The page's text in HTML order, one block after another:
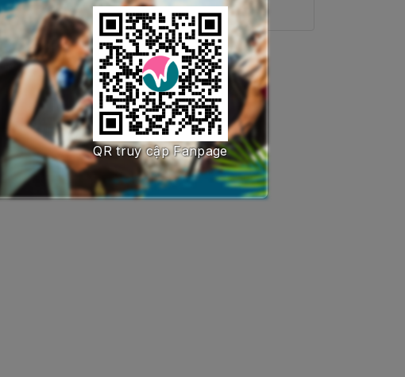
QR truy cập Fanpage